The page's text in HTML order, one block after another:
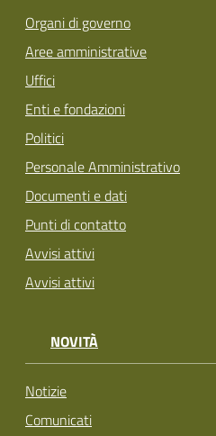
Organi di governo
Aree amministrative
Uffici
Enti e fondazioni
Politici
Personale Amministrativo
Documenti e dati
Punti di contatto
Avvisi attivi
Avvisi attivi
NOVITÀ
Notizie
Comunicati